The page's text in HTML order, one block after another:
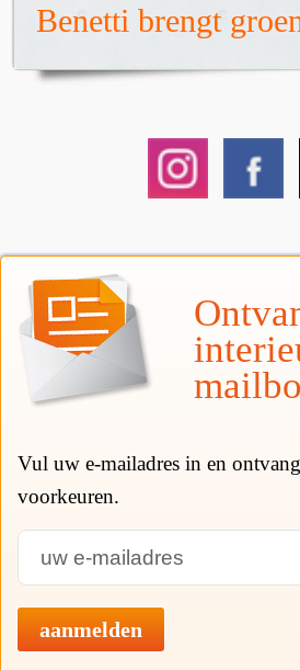
Benetti brengt
Vul uw e-mailadres in en
voorkeuren.
aanmelden